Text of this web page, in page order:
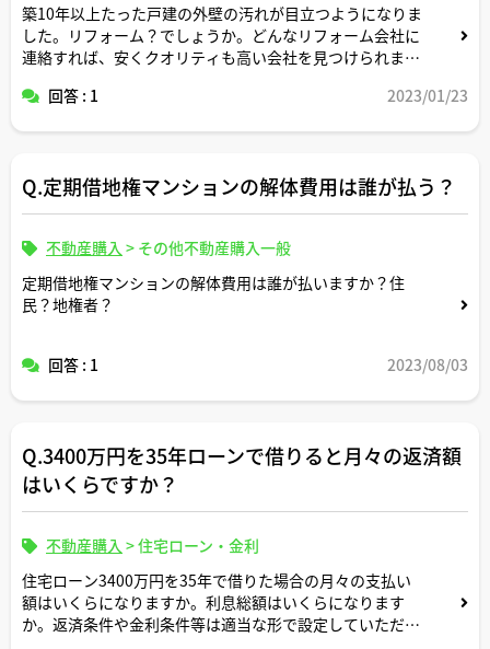
築10年以上たった戸建の外壁の汚れが目立つようになりま
した。リフォーム？でしょうか。どんなリフォーム会社に
連絡すれば、安くクオリティも高い会社を見つけられます
回答 : 1 2023/01/23
Q.定期借地権マンションの解体費用は誰が払う？
不動産購入 > その他不動産購入一般
定期借地権マンションの解体費用は誰が払いますか？住
民？地権者？
回答 : 1 2023/08/03
Q.3400万円を35年ローンで借りると月々の返済額
はいくらですか？
不動産購入 >住宅ローン・金利
住宅ローン3400万円を35年で借りた場合の月々の支払い
額はいくらになりますか。利息総額はいくらになります
か。返済条件や金利条件等は適当な形で設定していただい